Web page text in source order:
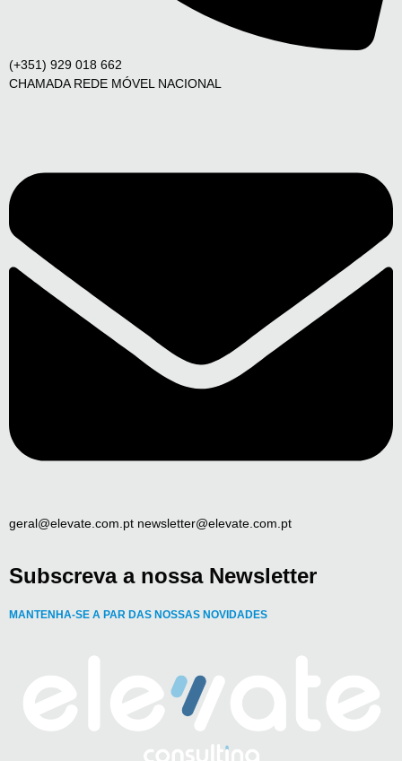
(+351) 929 018 662
CHAMADA REDE MÓVEL NACIONAL
geral@elevate.com.pt newsletter@elevate.com.pt
Subscreva a nossa Newsletter
MANTENHA-SE A PAR DAS NOSSAS NOVIDADES